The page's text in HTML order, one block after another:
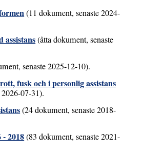
(11 dokument, senaste 2024-
assistans(åtta dokument, senaste
senaste 2025-12-10).
fusk och i personlig assistans
07-31).
(24 dokument, senaste 2018-
2018(83 dokument, senaste 2021-